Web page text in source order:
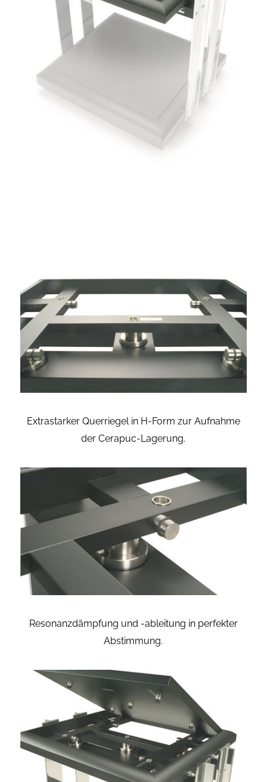
Extrastarker Querriegel in H-Form zur Aufnahme
der Cerapuc-Lagerung.
Resonanzdämpfung und -ableitung in perfekter
Abstimmung.